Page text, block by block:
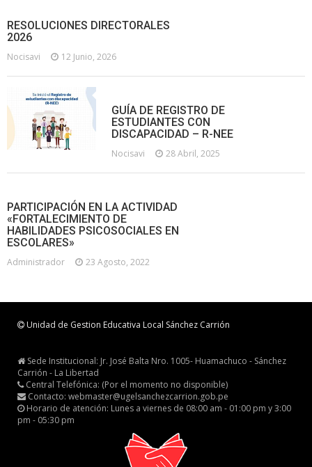
RESOLUCIONES DIRECTORALES
2026
Nocisavi 12 Junio, 2026
GUÍA DE REGISTRO DE
ESTUDIANTES CON
DISCAPACIDAD – R-NEE
Nocisavi 28 Abril, 2025
PARTICIPACIÓN EN LA ACTIVIDAD
«FORTALECIMIENTO DE
HABILIDADES PSICOSOCIALES EN
ESCOLARES»
Administrador 23 Agosto, 2022
Unidad de Gestion Educativa Local Sánchez Carrión
Sede Institucional: Jr. José Balta Nro. 1005- Huamachuco - Sánchez
Carrión - La Libertad
Central Telefónica: (Por el momento no disponible)
Contacto: webmaster@ugelsanchezcarrion.gob.pe
Horario de atención: Lunes a viernes de 08:00 am - 01:00 pm y 3:00
pm - 05:30 pm